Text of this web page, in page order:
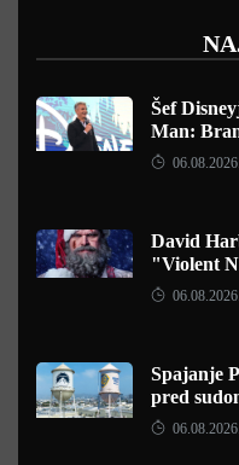
Šef
Man:
06.08.2026.
David
"Violent
06.08.2026.
Spajanje
pred
06.08.2026.